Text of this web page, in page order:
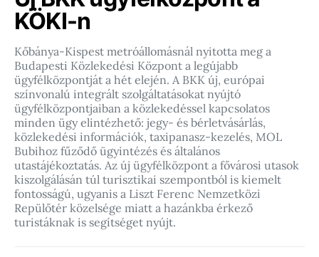
KÖKI-n
Kőbánya-Kispest metróállomásnál nyitotta meg a
Budapesti Közlekedési Központ a legújabb
ügyfélközpontját a hét elején. A BKK új, európai
színvonalú integrált szolgáltatásokat nyújtó
ügyfélközpontjaiban a közlekedéssel kapcsolatos
minden ügy elintézhető: jegy- és bérletvásárlás,
közlekedési információk, taxipanasz-kezelés, MOL
Bubihoz fűződő ügyintézés és általános
utastájékoztatás. Az új ügyfélközpont a fővárosi utasok
kiszolgálásán túl turisztikai szempontból is kiemelt
fontosságú, ugyanis a Liszt Ferenc Nemzetközi
Repülőtér közelsége miatt a hazánkba érkező
turistáknak is segítséget nyújt.